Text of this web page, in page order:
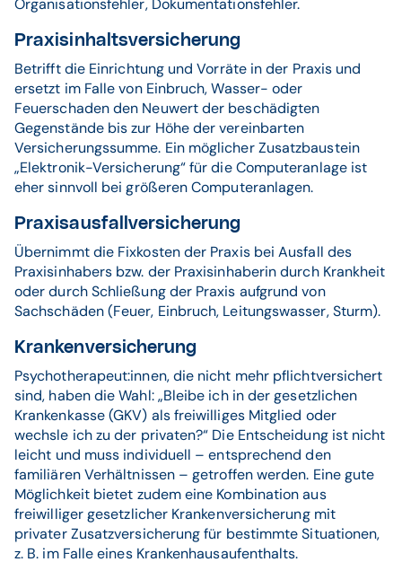
Organisationsfehler, Dokumentationsfehler.
Praxisinhaltsversicherung
Betrifft die Einrichtung und Vorräte in der Praxis und
ersetzt im Falle von Einbruch, Wasser- oder
Feuerschaden den Neuwert der beschädigten
Gegenstände bis zur Höhe der vereinbarten
Versicherungssumme. Ein möglicher Zusatzbaustein
„Elektronik-Versicherung“ für die Computeranlage ist
eher sinnvoll bei größeren Computeranlagen.
Praxisausfallversicherung
Übernimmt die Fixkosten der Praxis bei Ausfall des
Praxisinhabers bzw. der Praxisinhaberin durch Krankheit
oder durch Schließung der Praxis aufgrund von
Sachschäden (Feuer, Einbruch, Leitungswasser, Sturm).
Krankenversicherung
Psychotherapeut:innen, die nicht mehr pflichtversichert
sind, haben die Wahl: „Bleibe ich in der gesetzlichen
Krankenkasse (GKV) als freiwilliges Mitglied oder
wechsle ich zu der privaten?“ Die Entscheidung ist nicht
leicht und muss individuell – entsprechend den
familiären Verhältnissen – getroffen werden. Eine gute
Möglichkeit bietet zudem eine Kombination aus
freiwilliger gesetzlicher Krankenversicherung mit
privater Zusatzversicherung für bestimmte Situationen,
z. B. im Falle eines Krankenhausaufenthalts.